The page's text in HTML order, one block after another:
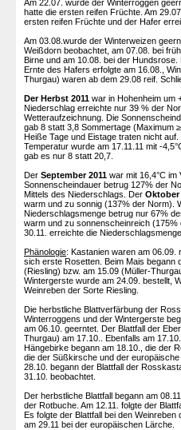
Am 22.07. wurde der Winterroggen
hatte die ersten reifen Früchte. Am
ersten reifen Früchte und der Hafer
Am 03.08.wurde der Winterweizen
Weißdorn beobachtet, am 07.08. bei
Birne und am 10.08. bei der
Ernte des Hafers erfolgte am 16.08.,
Thurgau) waren ab dem 29.08 reif.
Der Herbst 2011 war in Hohenheim um
Niederschlag erreichte nur 39 % der
Wetteraufzeichnung. Die
gab 8 statt 3,8 Sommertage (Maximum
Heiße Tage und Eistage traten nicht
Temperatur wurde am 17.11.11 mit -
gab es nur 8 statt 20,7.
Der September 2011 war mit 16,4°C im
Sonnenscheindauer betrug 127% der
Mittels des Niederschlags. Der Oktober
warm und zu sonnig (137% der Norm).
Niederschlagsmenge betrug nur 67%
warm und zu sonnenscheinreich
30.11. erreichte die
Phänologie: Kastanien waren am 06.09.
sich erste Rosetten. Beim Mais begann
(Riesling) bzw. am 15.09 (Müller-
Wintergerste wurde am 24.09. bestellt,
Weinreben der Sorte Riesling.
Die herbstliche Blattverfärbung der
Winterroggens und der Wintergerste
am 06.10. geerntet. Der Blattfall der
Thurgau) am 17.10.. Ebenfalls am
Hängebirke begann am 18.10., die der
die der Süßkirsche und der
28.10. begann der Blattfall der
31.10. beobachtet.
Der herbstliche Blattfall begann am
der Rotbuche. Am 12.11. folgte der
Es folgte der Blattfall bei den
am 29.11 bei der europäischen Lärche.